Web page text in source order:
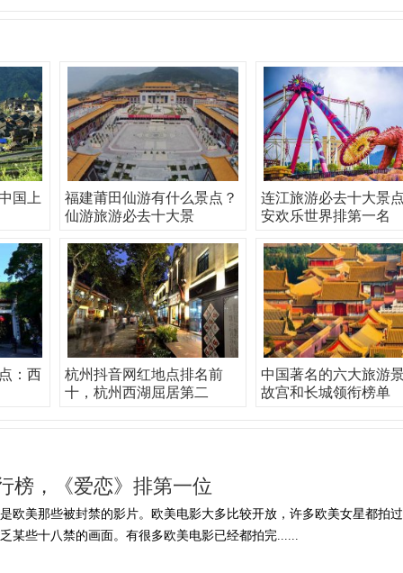
国上
福建莆田仙游有什么景点？
仙游旅游必去十大景
连江旅游必去十大景
安欢乐世界排第一名
：西
杭州抖音网红地点排名前
十，杭州西湖屈居第二
中国著名的六大旅游
故宫和长城领衔榜单
榜，《爱恋》排第一位
欧美那些被封禁的影片。欧美电影大多比较开放，许多欧美女星都拍
某些十八禁的画面。有很多欧美电影已经都拍完......